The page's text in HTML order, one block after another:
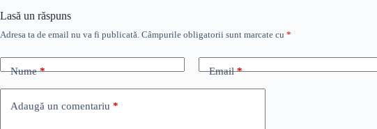
Lasă un răspuns
Adresa ta de email nu va fi publicată. Câmpurile obligatorii sunt marcate cu *
Nume* Email*
Adaugă un comentariu *